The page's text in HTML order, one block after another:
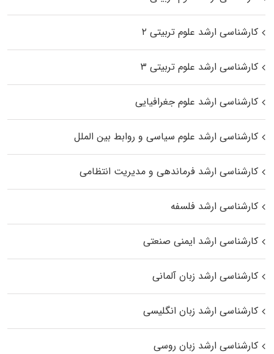
کارشناسی ارشد علوم تربیتی ۲
کارشناسی ارشد علوم تربیتی ۳
کارشناسی ارشد علوم جغرافیایی
کارشناسی ارشد علوم سیاسی و روابط بین الملل
کارشناسی ارشد فرماندهی و مدیریت انتظامی
کارشناسی ارشد فلسفه
کارشناسی ارشد ایمنی صنعتی
کارشناسی ارشد زبان آلمانی
کارشناسی ارشد زبان انگلیسی
کارشناسی ارشد زبان روسی